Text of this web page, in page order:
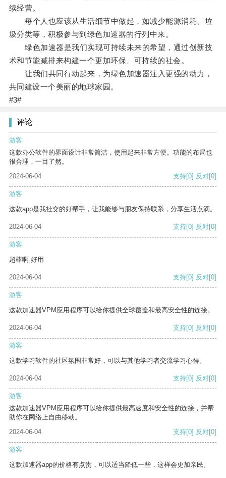
续经营。
每个人也应该从生活细节中做起，如减少能源消耗、垃
圾分类等，积极参与到绿色加速器的行列中来。
绿色加速器是我们实现可持续未来的希望，通过创新技
术和节能减排来构建一个更加环保、可持续的社会。
让我们共同行动起来，为绿色加速器注入更强的动力，
共同建设一个美丽的地球家园。
#3#
评论
游客
这款办公软件的界面设计非常简洁，使用起来非常方便。功能的布局也
很合理，一目了然。
2024-06-04
支持[0] 反对[0]
游客
这款app是我社交的好帮手，让我能够与朋友保持联系，分享生活点滴。
2024-06-04 支持[0] 反对[0]
游客
超棒啊 好用
2024-06-04 支持[0] 反对[0]
游客
这款加速器VPM应用程序可以给你提供全球覆盖和最高安全性的连接。
2024-06-04 支持[0] 反对[0]
游客
这款学习软件的社区氛围非常好，可以与其他学习者交流学习心得。
2024-06-04 支持[0] 反对[0]
游客
这款加速器VPM应用程序可以给你提供最高速度和安全性的连接，并帮
助你在网络上自由移动。
2024-06-04
支持[0] 反对[0]
游客
这款加速器app的价格有点贵，可以适当降低一些，这样会更加亲民。